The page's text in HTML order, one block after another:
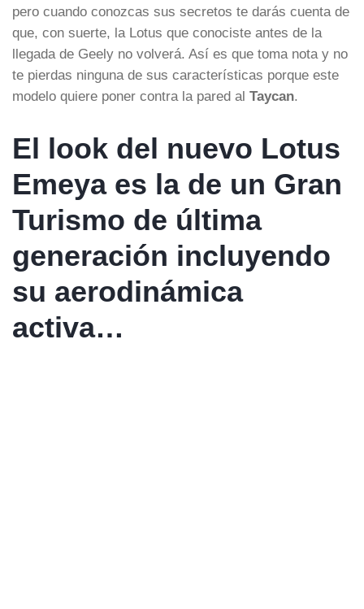
pero cuando conozcas sus secretos te darás cuenta de
que, con suerte, la Lotus que conociste antes de la
llegada de Geely no volverá. Así es que toma nota y no
te pierdas ninguna de sus características porque este
modelo quiere poner contra la pared al Taycan.
El look del nuevo Lotus
Emeya es la de un Gran
Turismo de última
generación incluyendo
su aerodinámica
activa…